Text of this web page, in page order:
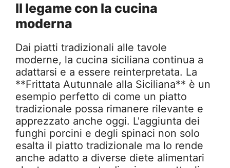
Il legame con la cucina
moderna
Dai piatti tradizionali alle tavole
moderne, la cucina siciliana continua a
adattarsi e a essere reinterpretata. La
**Frittata Autunnale alla Siciliana** è un
esempio perfetto di come un piatto
tradizionale possa rimanere rilevante e
apprezzato anche oggi. L'aggiunta dei
funghi porcini e degli spinaci non solo
esalta il piatto tradizionale ma lo rende
anche adatto a diverse diete alimentari